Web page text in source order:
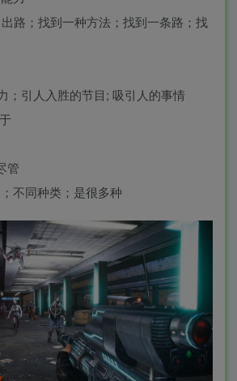
路；找到一种方法；找到一条路；找
；引人入胜的节目; 吸引人的事情
管
不同种类；是很多种